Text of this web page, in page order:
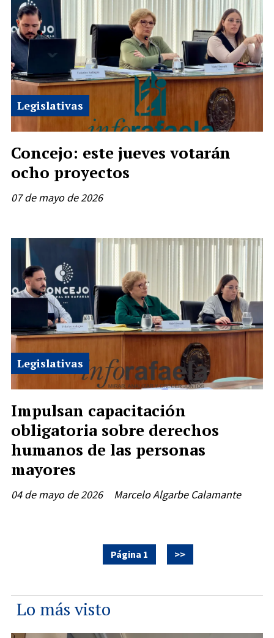
Concejo: este jueves votarán
ocho proyectos
Legislativas
07 de mayo de 2026
Impulsan capacitación
obligatoria sobre derechos
humanos de las personas
mayores
Marcelo Algarbe Calamante
Legislativas
04 de mayo de 2026
Página 1 >>
Lo más visto